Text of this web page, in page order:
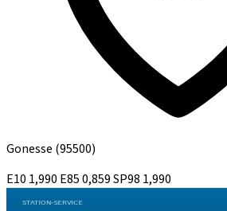
Gonesse (95500)
E10 1,990 E850,859SP98 1,990